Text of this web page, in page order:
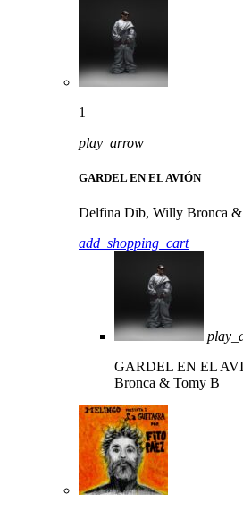
1
play_arrow
GARDEL EN EL AVIÓN
Delfina Dib, Willy Bronca
add_shopping_cart
GARDEL EN EL
Bronca & Tomy B